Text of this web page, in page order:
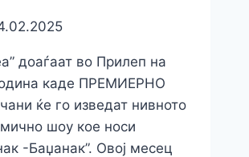
доаѓаат во Прилеп на
каде ПРЕМИЕРНО
ќе го изведат нивното
шоу кое носи
-Баџанак”. Овој месец